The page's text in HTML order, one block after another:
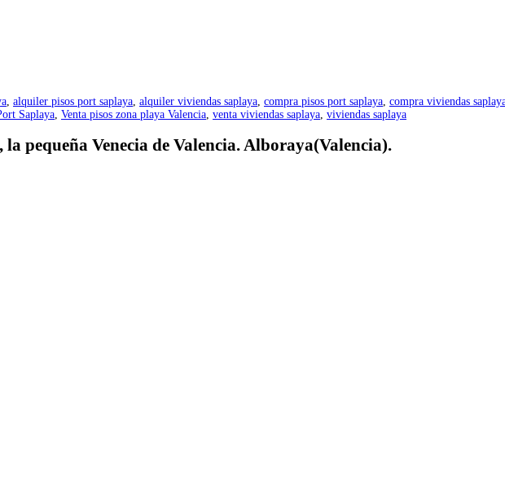
alquiler pisos port saplaya alquiler viviendas saplaya compra pisos port saplaya compra viviendas
Saplaya Venta pisos zona playa Valencia venta viviendas saplaya viviendas saplaya
pequeña Venecia de Valencia. Alboraya(Valencia).